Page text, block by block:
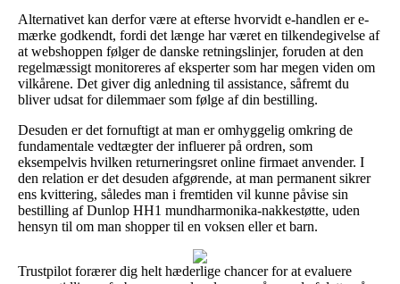
Alternativet kan derfor være at efterse hvorvidt e-handlen er e-
mærke godkendt, fordi det længe har været en tilkendegivelse af
at webshoppen følger de danske retningslinjer, foruden at den
regelmæssigt monitoreres af eksperter som har megen viden om
vilkårene. Det giver dig anledning til assistance, såfremt du
bliver udsat for dilemmaer som følge af din bestilling.
Desuden er det fornuftigt at man er omhyggelig omkring de
fundamentale vedtægter der influerer på ordren, som
eksempelvis hvilken returneringsret online firmaet anvender. I
den relation er det desuden afgørende, at man permanent sikrer
ens kvittering, således man i fremtiden vil kunne påvise sin
bestilling af Dunlop HH1 mundharmonika-nakkestøtte, uden
hensyn til om man shopper til en voksen eller et barn.
Trustpilot forærer dig helt hæderlige chancer for at evaluere